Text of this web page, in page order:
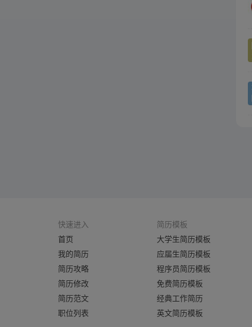
快速进入
首页
我的简历
简历攻略
简历修改
简历范文
职位列表
简历模板
大学生简历模板
应届生简历模板
程序员简历模板
免费简历模板
经典工作简历
英文简历模板